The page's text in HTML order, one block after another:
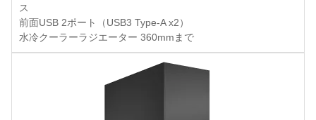
ス
前面USB 2ポート（USB3 Type-A x2）
水冷クーラーラジエーター 360mmまで